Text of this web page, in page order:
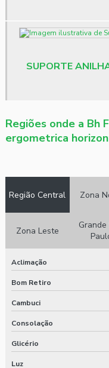
Preço de banco de
Preço barra de academia
Preço elíptico profissional
Projeto de academia
Revenda de
Simulador de escada
Simulador de escada
Suporte anilhas
Valor caneleira peso
SUPORTE
Regiões onde a Bh
ergometrica
Região Central Zona
Zona Leste
Grande
Aclimação
Bom Retiro
Cambuci
Consolação
Glicério
Luz